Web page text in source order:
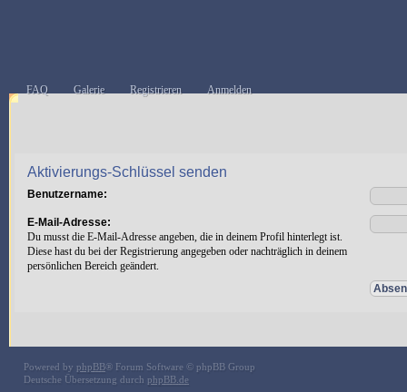
FAQ Galerie Registrieren Anmelden
Aktivierungs-Schlüssel senden
Benutzername:
E-Mail-Adresse:
Du musst die E-Mail-Adresse angeben, die in deinem Profil hinterlegt ist.
Diese hast du bei der Registrierung angegeben oder nachträglich in deinem
persönlichen Bereich geändert.
Powered by phpBB® Forum Software © phpBB Group
Deutsche Übersetzung durch phpBB.de